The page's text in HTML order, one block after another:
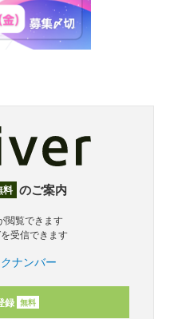
料 のご案内
閲覧できます
受信できます
ナンバー
録 無料